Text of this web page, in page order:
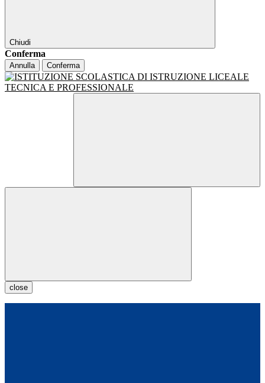
Chiudi
Conferma
Annulla Conferma
close